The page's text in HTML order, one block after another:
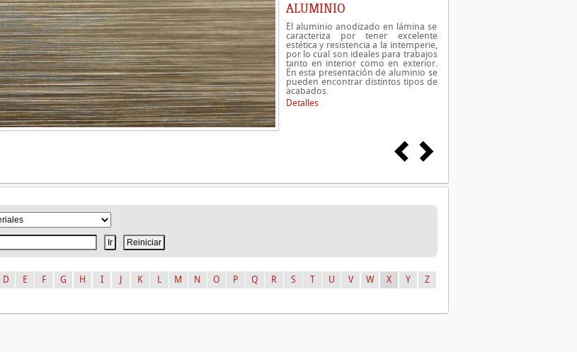
ALUMINIO
El aluminio anodizado en lámina se
caracteriza por tener excelente
estética y resistencia a la intemperie,
por lo cual son ideales para trabajos
tanto en interior como en exterior.
En esta presentación de aluminio se
pueden encontrar distintos tipos de
acabados.
Detalles
D E F G H I K L M N O P Q R S T U V W X Y Z